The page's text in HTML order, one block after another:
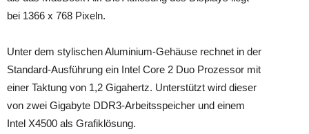
bei 1366 x 768 Pixeln.
Unter dem stylischen Aluminium-Gehäuse rechnet in der
Standard-Ausführung ein Intel Core 2 Duo Prozessor mit
einer Taktung von 1,2 Gigahertz. Unterstützt wird dieser
von zwei Gigabyte DDR3-Arbeitsspeicher und einem
Intel X4500 als Grafiklösung.